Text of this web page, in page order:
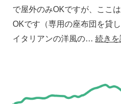
で屋外のみOKですが、ここ
OKです（専用の座布団を貸し
イタリアンの洋風の…続きを